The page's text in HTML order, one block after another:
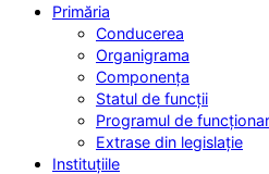
Primăria
Conducerea
Organigrama
Componența
Statul de funcții
Programul de
Extrase din legislație
Instituțiile